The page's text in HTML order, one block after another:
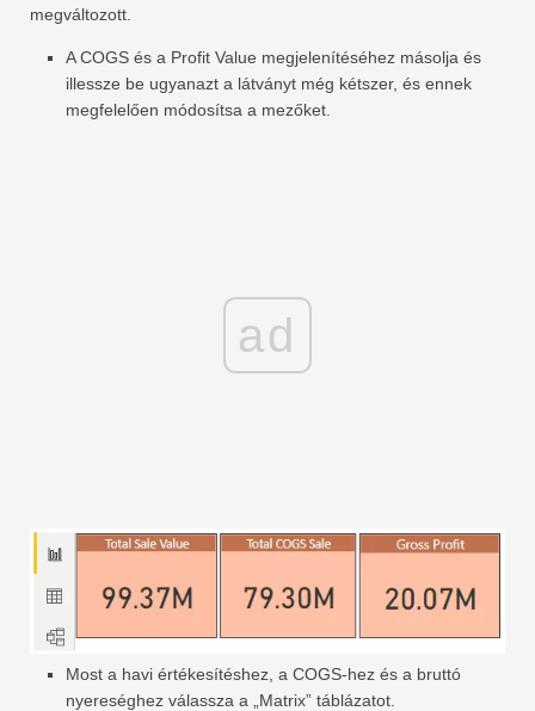
megváltozott.
A COGS és a Profit Value megjelenítéséhez másolja és
illessze be ugyanazt a látványt még kétszer, és ennek
megfelelően módosítsa a mezőket.
ad
Most a havi értékesítéshez, a COGS-hez és a bruttó
nyereséghez válassza a „Matrix” táblázatot.